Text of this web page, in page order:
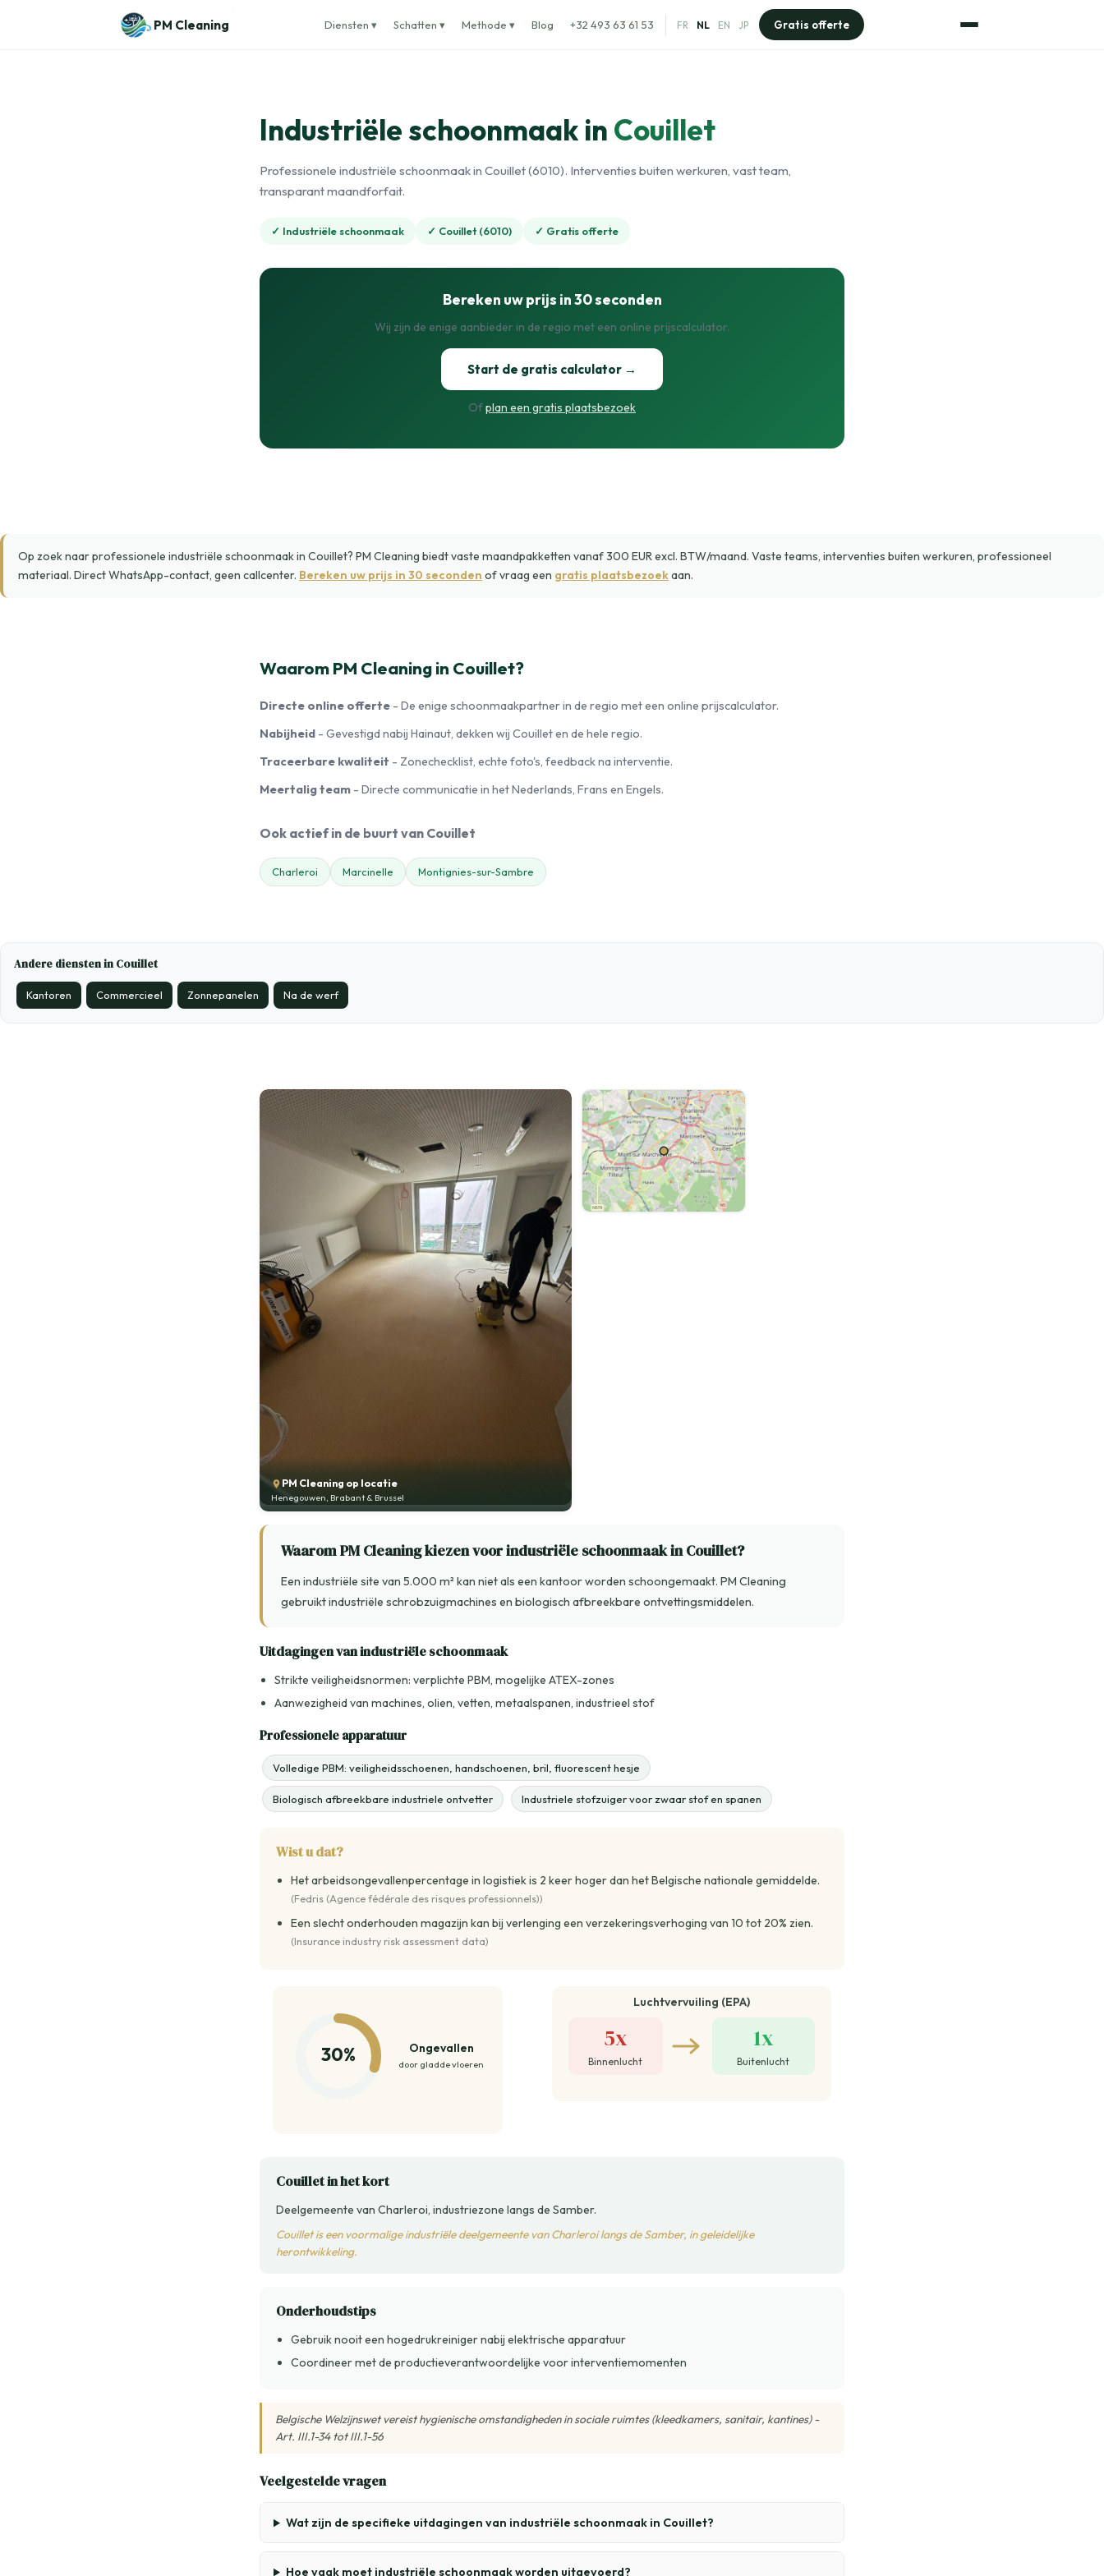
PM Cleaning Diensten ▾ Schatten ▾ Methode ▾ Blog +32 493 63 61 53 FR NL EN JP Gratis offerte
Industriële schoonmaak in Couillet
Professionele industriële schoonmaak in Couillet (6010). Interventies buiten werkuren, vast team,
transparant maandforfait.
✓ Industriële schoonmaak ✓ Couillet (6010) ✓ Gratis offerte
Bereken uw prijs in 30 seconden
Wij zijn de enige aanbieder in de regio met een online prijscalculator.
Start de gratis calculator →
Ofplan een gratis plaatsbezoek
Op zoek naar professionele industriële schoonmaak in Couillet? PM Cleaning biedt vaste maandpakketten vanaf 300 EUR excl. BTW/maand. Vaste teams, interventies buiten werkuren, professioneel
materiaal. Direct WhatsApp-contact, geen callcenter. Bereken uw prijs in 30 seconden of vraag een gratis plaatsbezoekaan.
Waarom PM Cleaning in Couillet?
Directe online offerte - De enige schoonmaakpartner in de regio met een online prijscalculator.
Nabijheid - Gevestigd nabij Hainaut, dekken wij Couillet en de hele regio.
Traceerbare kwaliteit - Zonechecklist, echte foto's, feedback na interventie.
Meertalig team - Directe communicatie in het Nederlands, Frans en Engels.
Ook actief in de buurt van Couillet
Charleroi Marcinelle Montignies-sur-Sambre
Andere diensten in Couillet
Kantoren Commercieel Zonnepanelen Na de werf
PM Cleaning op locatie
Henegouwen, Brabant & Brussel
Waarom PM Cleaning kiezen voor industriële schoonmaak in Couillet?
Een industriële site van 5.000 m² kan niet als een kantoor worden schoongemaakt. PM Cleaning
gebruikt industriële schrobzuigmachines en biologisch afbreekbare ontvettingsmiddelen.
Uitdagingen van industriële schoonmaak
Strikte veiligheidsnormen: verplichte PBM, mogelijke ATEX-zones
Aanwezigheid van machines, olien, vetten, metaalspanen, industrieel stof
Professionele apparatuur
Volledige PBM: veiligheidsschoenen, handschoenen, bril, fluorescent hesje
Biologisch afbreekbare industriele ontvetter Industriele stofzuiger voor zwaar stof en spanen
Wist u dat?
Het arbeidsongevallenpercentage in logistiek is 2 keer hoger dan het Belgische nationale gemiddelde.
(Fedris (Agence fédérale des risques professionnels))
Een slecht onderhouden magazijn kan bij verlenging een verzekeringsverhoging van 10 tot 20% zien.
(Insurance industry risk assessment data)
30% Ongevallen
door gladde vloeren
Luchtvervuiling (EPA)
5x
Binnenlucht
1x
Buitenlucht
Couillet in het kort
Deelgemeente van Charleroi, industriezone langs de Samber.
Couillet is een voormalige industriële deelgemeente van Charleroi langs de Samber, in geleidelijke
herontwikkeling.
Onderhoudstips
Gebruik nooit een hogedrukreiniger nabij elektrische apparatuur
Coordineer met de productieverantwoordelijke voor interventiemomenten
Belgische Welzijnswet vereist hygienische omstandigheden in sociale ruimtes (kleedkamers, sanitair, kantines) -
Art. III.1-34 tot III.1-56
Veelgestelde vragen
Wat zijn de specifieke uitdagingen van industriële schoonmaak in Couillet?
Hoe vaak moet industriële schoonmaak worden uitgevoerd?